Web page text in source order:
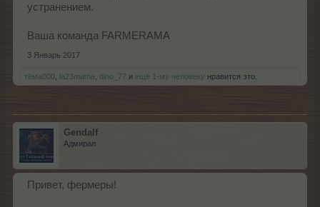
устранением.
Ваша команда FARMERAMA
3 Январь 2017
тёма000 la23mama dino_77 и ещё 1-му человеку нравится это.
Gendalf
Адмирал
Привет, фермеры!